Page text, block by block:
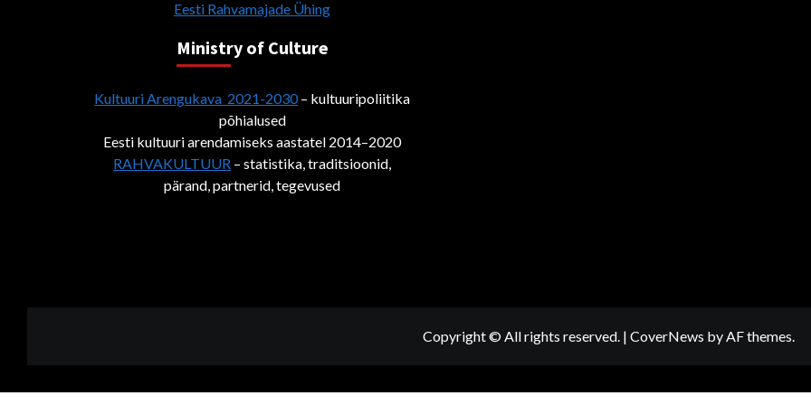
Eesti Rahvamajade Ühing
Ministry of Culture
Kultuuri Arengukava 2021-2030– kultuuripoliitika
põhialused
Eesti kultuuri arendamiseks aastatel 2014–2020
RAHVAKULTUUR – statistika, traditsioonid,
pärand, partnerid, tegevused
Copyright © All rights reserved. | CoverNews by AF themes.